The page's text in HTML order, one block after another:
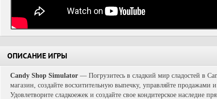
ОПИСАНИЕ ИГРЫ
Candy Shop Simulator — Погрузитесь в сладкий мир сладостей в
магазин, создайте восхитительную выпечку, управляйте
Удовлетворите сладкоежек и создайте свое кондитерское наследие